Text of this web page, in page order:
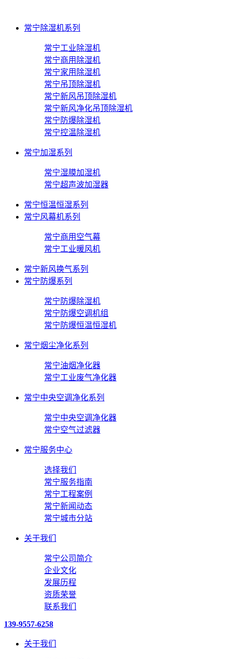
常宁除湿机系列
常宁工业除湿机
常宁商用除湿机
常宁家用除湿机
常宁吊顶除湿机
常宁新风吊顶除湿机
常宁新风净化吊顶除湿机
常宁防爆除湿机
常宁控温除湿机
常宁加湿系列
常宁湿膜加湿机
常宁超声波加湿器
常宁恒温恒湿系列
常宁风幕机系列
常宁商用空气幕
常宁工业暖风机
常宁新风换气系列
常宁防爆系列
常宁防爆除湿机
常宁防爆空调机组
常宁防爆恒温恒湿机
常宁烟尘净化系列
常宁油烟净化器
常宁工业废气净化器
常宁中央空调净化系列
常宁中央空调净化器
常宁空气过滤器
常宁服务中心
选择我们
常宁服务指南
常宁工程案例
常宁新闻动态
常宁城市分站
关于我们
常宁公司简介
企业文化
发展历程
资质荣誉
联系我们
139-9557-6258
关于我们